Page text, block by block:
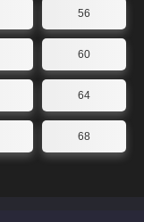
56
60
64
68